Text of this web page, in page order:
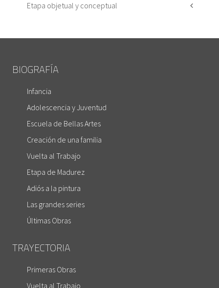
Etapa objetual y conceptual
BIOGRAFÍA
Infancia
Adolescencia y Juventud
Escuela de Bellas Artes
Creación de una familia
Vuelta al Trabajo
Etapa de Madurez
Adiós a la pintura
Las grandes series
Últimas Obras
TRAYECTORIA
Primeras Obras
Vuelta al Trabajo